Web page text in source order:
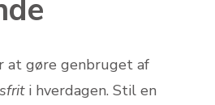
at gøre genbruget af
i hverdagen. Stil en